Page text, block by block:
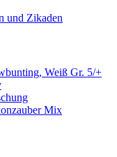
und Zikaden
Weiß Gr. 5/+
Mix